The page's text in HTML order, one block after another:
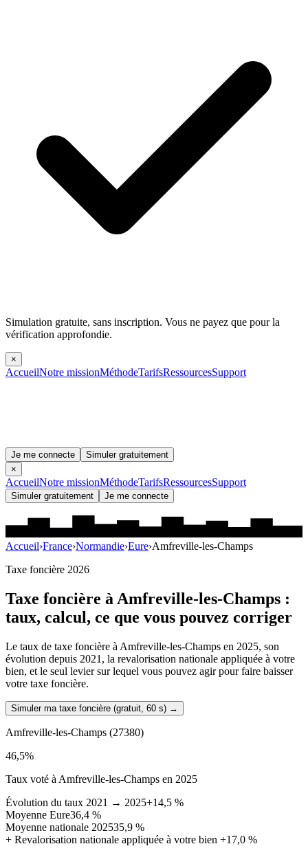
Simulation gratuite, sans inscription. Vous ne payez que pour la
vérification approfondie.
×
AccueilNotre missionMéthodeTarifsRessourcesSupport
Je me connecte
Simuler gratuitement
×
AccueilNotre missionMéthodeTarifsRessourcesSupport
Simuler gratuitement Je me connecte
Accueil›France›Normandie›Eure›Amfreville-les-Champs
Taxe foncière 2026
Taxe foncière àAmfreville-les-Champs :
taux, calcul, ce que vous pouvez corriger
Le taux de taxe foncière à Amfreville-les-Champs en 2025, son
évolution depuis 2021, la revalorisation nationale appliquée à votre
bien, et le seul levier sur lequel vous pouvez agir pour faire baisser
votre taxe foncière.
Simuler ma taxe foncière (gratuit, 60 s) →
Amfreville-les-Champs (27380)
46,5%
Taux voté à Amfreville-les-Champs en 2025
Évolution du taux 2021 → 2025+14,5 %
Moyenne Eure36,4 %
Moyenne nationale 202535,9 %
+ Revalorisation nationale appliquée à votre bien +17,0 %